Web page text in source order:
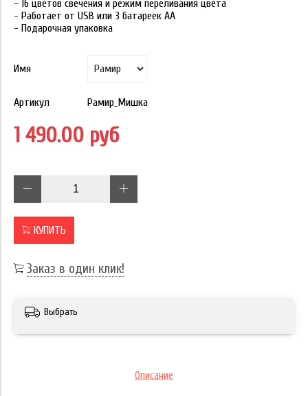
- 16 цветов свечения и режим переливания цвета
- Работает от USB или 3 батареек АА
- Подарочная упаковка
Имя
Артикул Рамир_Мишка
1 490.00 руб
КУПИТЬ
Заказ в один клик!
Выбрать
Описание